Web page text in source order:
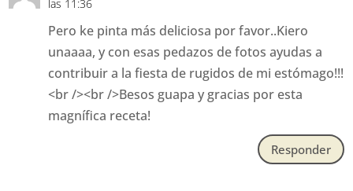
las 11:36
Pero ke pinta más deliciosa por favor..Kiero
unaaaa, y con esas pedazos de fotos ayudas a
contribuir a la fiesta de rugidos de mi estómago!!!
<br /><br />Besos guapa y gracias por esta
magnífica receta!
Responder